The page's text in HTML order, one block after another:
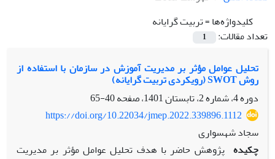
کلیدواژه‌ها =تربیت گرایانه
تعداد مقالات:
1
تحلیل عوامل مؤثر بر مدیریت آموزش در سازمان با استفاده از
روش SWOT (رویکردی تربیت گرایانه)
دوره 4، شماره 2، تابستان 1401، صفحه
40-65
https://doi.org/10.22034/jmep.2022.339896.1112
سجاد شهسواری
چکیده پژوهش حاضر با هدف تحلیل عوامل مؤثر بر مدیریت